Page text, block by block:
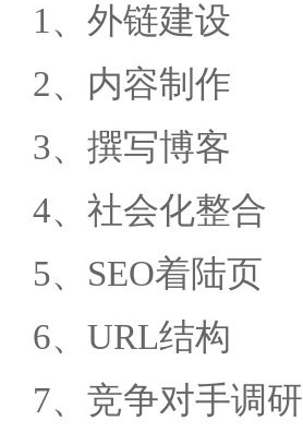
1、外链建设
2、内容制作
3、撰写博客
4、社会化整合
5、SEO着陆页
6、URL结构
7、竞争对手调研